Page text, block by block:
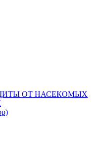
ОТ НАСЕКОМЫХ